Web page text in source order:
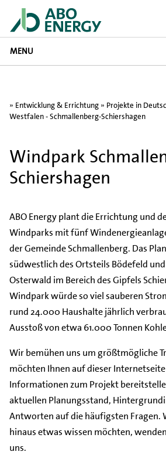
MENU
» Entwicklung & Errichtung » Projekte in
Westfalen - Schmallenberg-Schiershagen
Windpark
Schiershagen
ABO Energy plant die Errichtung und
Windparks mit fünf
der Gemeinde Schmallenberg. Das
südwestlich des Ortsteils Bödefeld
Osterwald im Bereich des Gipfels
Windpark würde so viel sauberen
rund 24.000 Haushalte jährlich
Ausstoß von etwa 61.000 Tonnen
Wir bemühen uns um größtmögliche
möchten Ihnen auf dieser
Informationen zum Projekt
aktuellen Planungsstand,
Antworten auf die häufigsten Fragen.
hinaus etwas wissen möchten,
uns.